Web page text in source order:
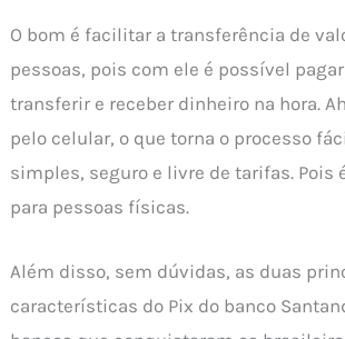
O bom é facilitar a transferência de
pessoas, pois com ele é possível
transferir e receber dinheiro na hora.
pelo celular, o que torna o processo
simples, seguro e livre de tarifas. Pois
para pessoas físicas.
Além disso, sem dúvidas, as duas
características do Pix do banco